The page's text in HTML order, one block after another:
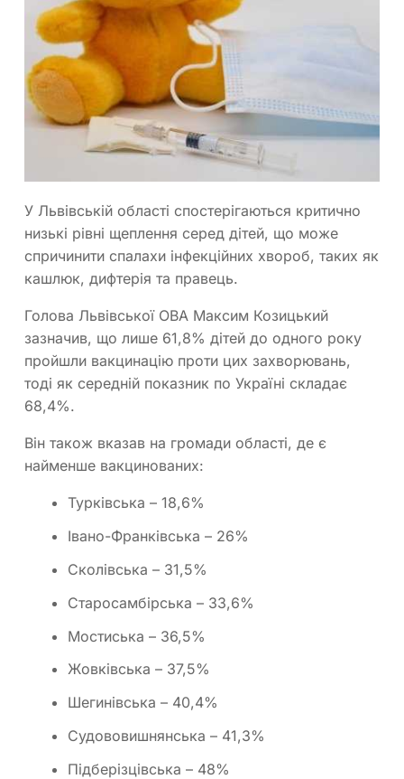
У Львівській області спостерігаються критично
низькі рівні щеплення серед дітей, що може
спричинити спалахи інфекційних хвороб, таких як
кашлюк, дифтерія та правець.
Голова Львівської ОВА Максим Козицький
зазначив, що лише 61,8% дітей до одного року
пройшли вакцинацію проти цих захворювань,
тоді як середній показник по Україні складає
68,4%.
Він також вказав на громади області, де є
найменше вакцинованих:
Турківська – 18,6%
Івано-Франківська – 26%
Сколівська – 31,5%
Старосамбірська – 33,6%
Мостиська – 36,5%
Жовківська – 37,5%
Шегинівська – 40,4%
Судововишнянська – 41,3%
Підберізцівська – 48%